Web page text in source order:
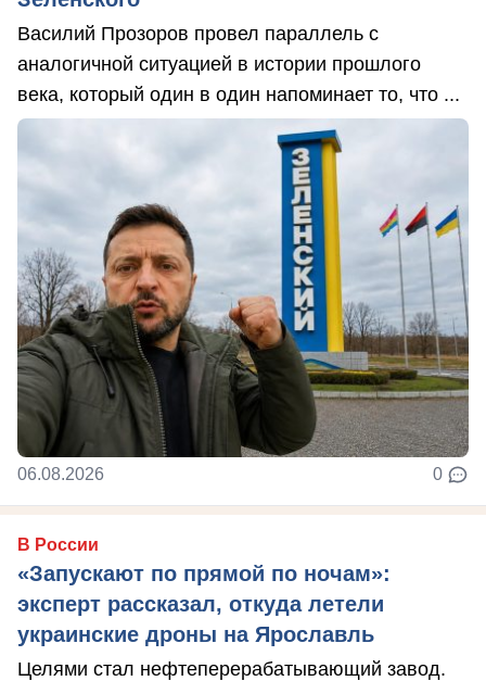
Василий Прозоров провел параллель с
аналогичной ситуацией в истории прошлого
века, который один в один напоминает то, что ...
06.08.2026 0
В России
«Запускают по прямой по ночам»:
эксперт рассказал, откуда летели
украинские дроны на Ярославль
Целями стал нефтеперерабатывающий завод.